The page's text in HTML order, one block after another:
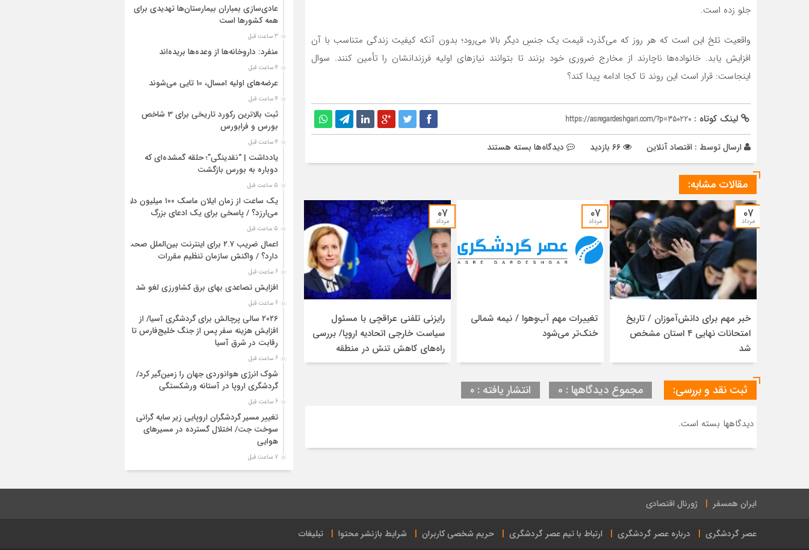
جلو زده است.
واقعیت تلخ این است که هر روز که می‌گذرد، قیمت یک جنسِ دیگر بالا می‌رود؛ بدون آنکه کیفیت زندگی متناسب با آن
افزایش یابد. خانواده‌ها ناچارند از مخارج ضروری خود بزنند تا بتوانند نیازهای اولیه فرزندانشان را تأمین کنند. سوال
اینجاست: قرار است این روند تا کجا ادامه پیدا کند؟
لینک کوتاه : https://asregardeshgari.com/?p=350220
ارسال توسط : اقتصاد آنلاین دیدگاه‌ها برای
جهش
ماه
/
پوشک
تبدیل
بسته هستند
مقالات مشابه:
۰۷
مرداد
خبر مهم برای دانش‌آموزان / تاریخ
امتحانات نهایی ۴ استان مشخص
شد
۰۷
مرداد
تغییرات مهم آب‌وهوا / نیمه شمالی
خنک‌تر می‌شود
۰۷
مرداد
رایزنی تلفنی عراقچی با مسئول
سیاست خارجی اتحادیه اروپا/ بررسی
راه‌های کاهش تنش در منطقه
ثبت نقد و بررسی: مجموع دیدگاهها : 0 انتشار یافته : ۰
دیدگاهها بسته است.
عادی‌سازی بمباران بیمارستان‌ها تهدیدی برای
همه کشورها است
3 ساعت قبل
منفرد: داروخانه‌ها از وعده‌ها بریده‌اند
4 ساعت قبل
عرضه‌های اولیه امسال، 10 تایی می‌شوند
4 ساعت قبل
ثبت بالاترین رکورد تاریخی برای 3 شاخص
بورس و فرابورس
4 ساعت قبل
یادداشت | “نقدینگی”؛ حلقه گمشده‌ای که
دوباره به بورس بازگشت
5 ساعت قبل
یک ساعت از زمان ایلان ماسک ۱۰۰ میلیون دلار
می‌ارزد؟ / پاسخی برای یک ادعای بزرگ
5 ساعت قبل
اعمال ضریب ۲.۷ برای اینترنت بین‌الملل صحت
دارد؟ / واکنش سازمان تنظیم مقررات
6 ساعت قبل
افزایش تصاعدی بهای برق کشاورزی لغو شد
6 ساعت قبل
۲۰۲۶ سالی پرچالش برای گردشگری آسیا/ از
افزایش هزینه سفر پس از جنگ خلیج‌فارس تا
رقابت در شرق آسیا
6 ساعت قبل
شوک انرژی هوانوردی جهان را زمین‌گیر کرد/
گردشگری اروپا در آستانه ورشکستگی
6 ساعت قبل
تغییر مسیر گردشگران اروپایی زیر سایه گرانی
سوخت جت/ اختلال گسترده در مسیرهای
هوایی
7 ساعت قبل
جزئیات ثبت ادعا، تهیه نقشه UTM و ارائه مادر
ایران همسفر ژورنال اقتصادی
عصر گردشگری درباره عصر گردشگری ارتباط با تیم عصر گردشگری حریم شخصی کاربران شرایط بازنشر محتوا تبلیغات